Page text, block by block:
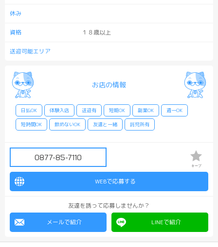
休み
資格 １８歳以上
送迎可能エリア
お店の情報
日払OK 体験入店 送迎有 短期OK 副業OK 週一OK
短時間OK 飲めないOK 友達と一緒 託児所有
0877-85-7110
キープ
WEBで応募する
友達を誘って応募しませんか？
メールで紹介
LINEで紹介